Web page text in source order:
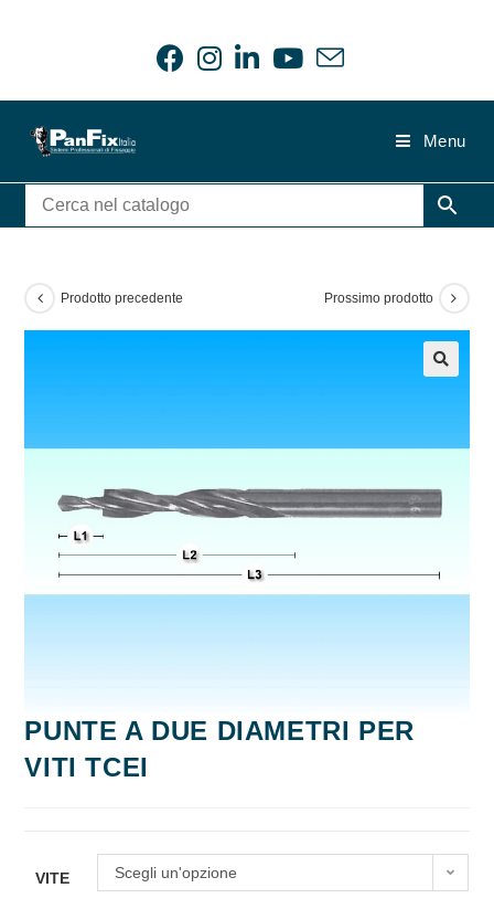
Menu
Prodotto precedente Prossimo prodotto
PUNTE A DUE DIAMETRI PER
VITI TCEI
VITE Scegli un'opzione